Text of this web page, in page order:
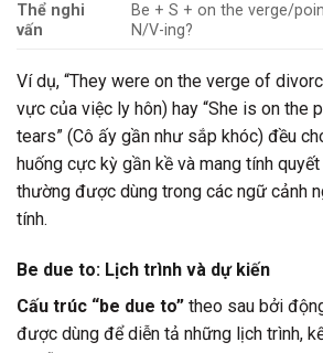
Thể nghi
vấn
Be + S + on the verge/
N/V-ing?
Ví dụ, “They were on the verge of
vực của việc ly hôn) hay “She is on the
tears” (Cô ấy gần như sắp khóc) đều
huống cực kỳ gần kề và mang tính
thường được dùng trong các ngữ cảnh
tính.
Be due to: Lịch trình và dự kiến
Cấu trúc “be due to” theo sau bởi
được dùng để diễn tả những lịch trình,